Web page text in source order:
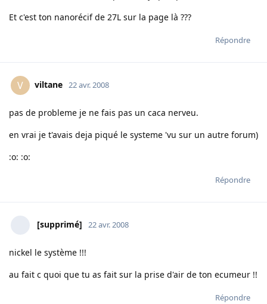
Et c'est ton nanorécif de 27L sur la page là ???
Répondre
V viltane 22 avr. 2008
pas de probleme je ne fais pas un caca nerveu.
en vrai je t'avais deja piqué le systeme 'vu sur un autre forum)
:o: :o:
Répondre
[supprimé] 22 avr. 2008
nickel le système !!!
au fait c quoi que tu as fait sur la prise d'air de ton ecumeur !!
Répondre